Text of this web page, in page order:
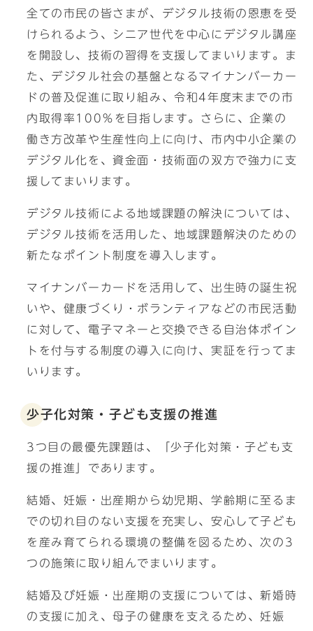
全ての市民の皆さまが、デジタル技術の恩恵を受
けられるよう、シニア世代を中心にデジタル講座
を開設し、技術の習得を支援してまいります。ま
た、デジタル社会の基盤となるマイナンバーカー
ドの普及促進に取り組み、令和4年度末までの市
内取得率100％を目指します。さらに、企業の
働き方改革や生産性向上に向け、市内中小企業の
デジタル化を、資金面・技術面の双方で強力に支
援してまいります。
デジタル技術による地域課題の解決については、
デジタル技術を活用した、地域課題解決のための
新たなポイント制度を導入します。
マイナンバーカードを活用して、出生時の誕生祝
いや、健康づくり・ボランティアなどの市民活動
に対して、電子マネーと交換できる自治体ポイン
トを付与する制度の導入に向け、実証を行ってま
いります。
少子化対策・子ども支援の推進
3つ目の最優先課題は、「少子化対策・子ども支
援の推進」であります。
結婚、妊娠・出産期から幼児期、学齢期に至るま
での切れ目のない支援を充実し、安心して子ども
を産み育てられる環境の整備を図るため、次の3
つの施策に取り組んでまいります。
結婚及び妊娠・出産期の支援については、新婚時
の支援に加え、母子の健康を支えるため、妊娠